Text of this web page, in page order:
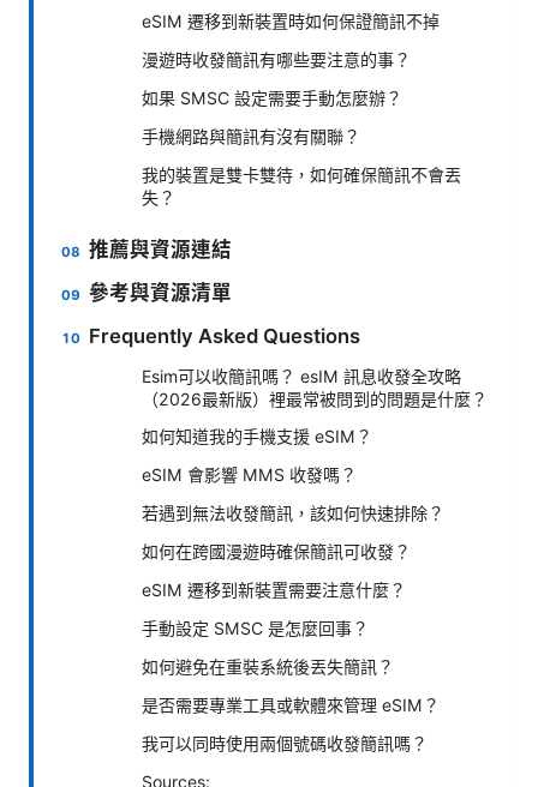
eSIM 遷移到新裝置時如何保證簡訊不掉
漫遊時收發簡訊有哪些要注意的事？
如果 SMSC 設定需要手動怎麼辦？
手機網路與簡訊有沒有關聯？
我的裝置是雙卡雙待，如何確保簡訊不會丟
失？
推薦與資源連結
參考與資源清單
Frequently Asked Questions
Esim可以收簡訊嗎？ esIM 訊息收發全攻略
（2026最新版）裡最常被問到的問題是什麼？
如何知道我的手機支援 eSIM？
eSIM 會影響 MMS 收發嗎？
若遇到無法收發簡訊，該如何快速排除？
如何在跨國漫遊時確保簡訊可收發？
eSIM 遷移到新裝置需要注意什麼？
手動設定 SMSC 是怎麼回事？
如何避免在重裝系統後丟失簡訊？
是否需要專業工具或軟體來管理 eSIM？
我可以同時使用兩個號碼收發簡訊嗎？
Sources: